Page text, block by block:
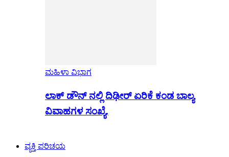
ಮಹಿಳಾ ವಿಭಾಗ
ಲಾಕ್ ಡೌನ್ ನಲ್ಲಿ ದಿಢೀರ್ ಏರಿಕೆ ಕಂಡ ಬಾಲ್ಯ
ವಿವಾಹಗಳ ಸಂಖ್ಯೆ.
ವ್ಯಕ್ತಿ ಪರಿಚಯ